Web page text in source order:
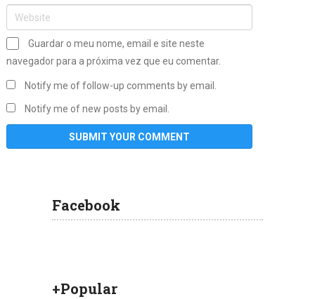
Guardar o meu nome, email e site neste
navegador para a próxima vez que eu comentar.
Notify me of follow-up comments by email.
Notify me of new posts by email.
Facebook
+Popular